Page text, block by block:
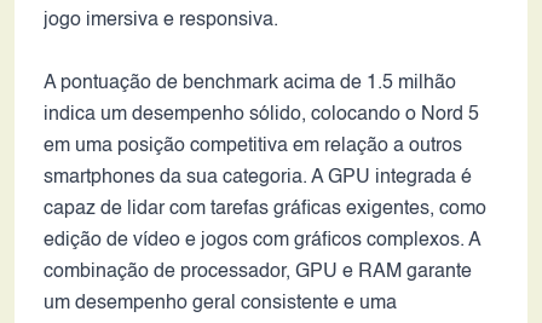
jogo imersiva e responsiva.
A pontuação de benchmark acima de 1.5 milhão
indica um desempenho sólido, colocando o Nord 5
em uma posição competitiva em relação a outros
smartphones da sua categoria. A GPU integrada é
capaz de lidar com tarefas gráficas exigentes, como
edição de vídeo e jogos com gráficos complexos. A
combinação de processador, GPU e RAM garante
um desempenho geral consistente e uma